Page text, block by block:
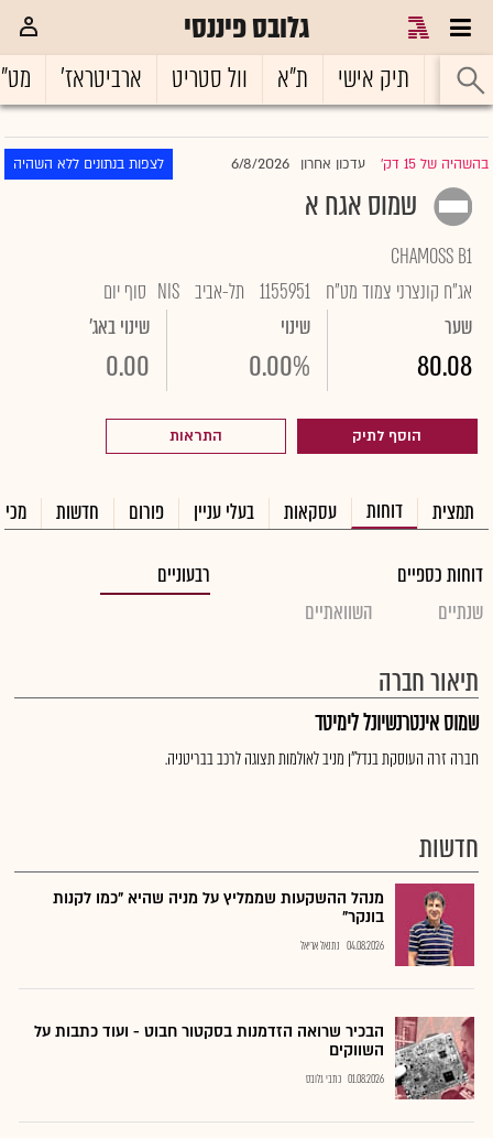
גלובס פיננסי
ראשי תיק אישי ת"א וול סטריט ארביטראז'
בהשהיה של 15 דק' |עדכון אחרון 6/8/2026 לצפות בנתונים ללא השהיה
שמוס אגח א
CHAMOSS B1
אג"ח קונצרני צמוד מט"ח 1155951 תל-אביב NIS סוף יום
שער
80.08
שינוי
0.00%
שינוי באג'
0.00
הוסף לתיק התראות
תמצית דוחות עסקאות בעלי עניין פורום חדשות
דוחות כספיים
רבעוניים
שנתיים
השוואתיים
תיאור חברה
שמוס אינטרנשיונל לימיטד
חברה זרה העוסקת בנדל"ן מניב לאולמות תצוגה לרכב בבריטניה.
חדשות
מנהל ההשקעות שממליץ על מניה שהיא "כמו לקנות
בונקר"
04.08.2026 נתנאל אריאל
הבכיר שרואה הזדמנות בסקטור חבוט - ועוד כתבות על
השווקים
01.08.2026 כתבי גלובס